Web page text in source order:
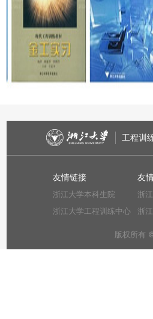
工程训
友情链接
浙江大学本科生院
浙江大学工程训练中心
友
浙
浙
版权所有